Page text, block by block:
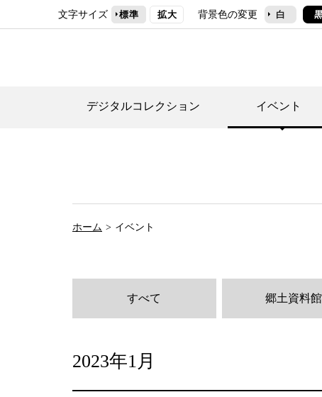
文字サイズ 標準 拡大 背景色の変更 白
デジタルコレクション イベント
代官屋敷について
ホーム イベント
すべて 郷土資料館
2023年1月